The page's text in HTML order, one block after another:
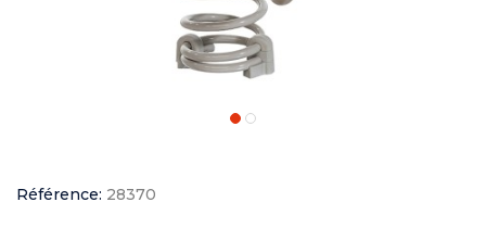
Référence: 28370